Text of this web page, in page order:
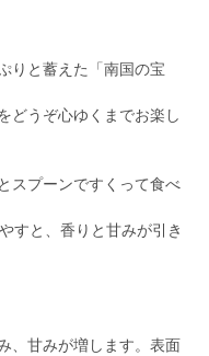
りと蓄えた「南国の宝
どうぞ心ゆくまでお楽し
スプーンですくって食べ
すと、香りと甘みが引き
、甘みが増します。表面